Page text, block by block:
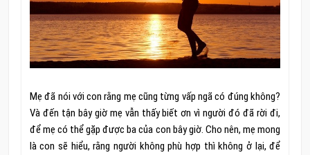
Mẹ đã nói với con rằng mẹ cũng từng vấp ngã có đúng không?
Và đến tận bây giờ mẹ vẫn thấy biết ơn vì người đó đã rời đi,
để mẹ có thể gặp được ba của con bây giờ. Cho nên, mẹ mong
là con sẽ hiểu, rằng người không phù hợp thì không ở lại, để